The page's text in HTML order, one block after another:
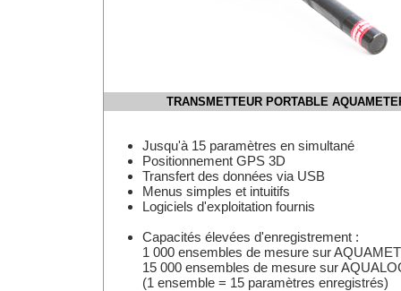
TRANSMETTEUR PORTABLE
Jusqu'à 15 paramètres en simultané
Positionnement GPS 3D
Transfert des données via USB
Menus simples et intuitifs
Logiciels d'exploitation fournis
Capacités élevées d'enregistrement :
1 000 ensembles de mesure sur
15 000 ensembles de mesure sur
(1 ensemble = 15 paramètres enregistrés)